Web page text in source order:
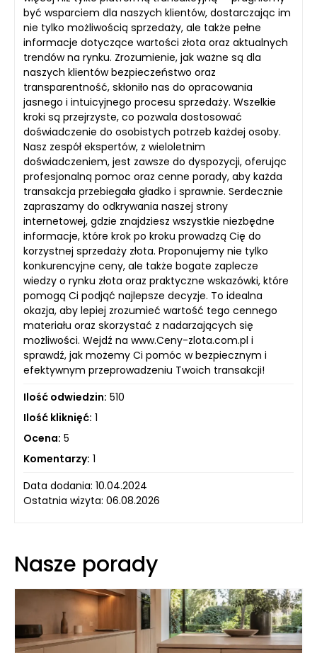
być wsparciem dla naszych klientów, dostarczając im
nie tylko możliwością sprzedaży, ale także pełne
informacje dotyczące wartości złota oraz aktualnych
trendów na rynku. Zrozumienie, jak ważne są dla
naszych klientów bezpieczeństwo oraz
transparentność, skłoniło nas do opracowania
jasnego i intuicyjnego procesu sprzedaży. Wszelkie
kroki są przejrzyste, co pozwala dostosować
doświadczenie do osobistych potrzeb każdej osoby.
Nasz zespół ekspertów, z wieloletnim
doświadczeniem, jest zawsze do dyspozycji, oferując
profesjonalną pomoc oraz cenne porady, aby każda
transakcja przebiegała gładko i sprawnie. Serdecznie
zapraszamy do odkrywania naszej strony
internetowej, gdzie znajdziesz wszystkie niezbędne
informacje, które krok po kroku prowadzą Cię do
korzystnej sprzedaży złota. Proponujemy nie tylko
konkurencyjne ceny, ale także bogate zaplecze
wiedzy o rynku złota oraz praktyczne wskazówki, które
pomogą Ci podjąć najlepsze decyzje. To idealna
okazja, aby lepiej zrozumieć wartość tego cennego
materiału oraz skorzystać z nadarzających się
możliwości. Wejdź na www.Ceny-zlota.com.pl i
sprawdź, jak możemy Ci pomóc w bezpiecznym i
efektywnym przeprowadzeniu Twoich transakcji!
Ilość odwiedzin: 510
Ilość kliknięć: 1
Ocena: 5
Komentarzy: 1
Data dodania: 10.04.2024
Ostatnia wizyta: 06.08.2026
Nasze porady